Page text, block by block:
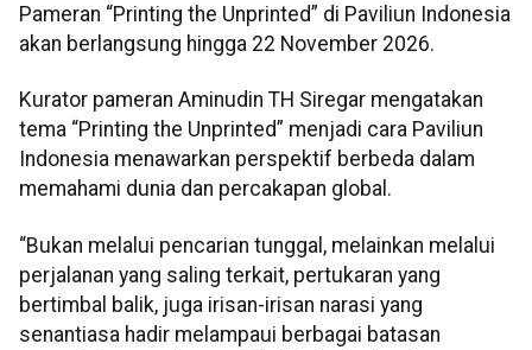
Pameran “Printing the Unprinted” di Paviliun Indonesia
akan berlangsung hingga 22 November 2026.
Kurator pameran Aminudin TH Siregar mengatakan
tema “Printing the Unprinted” menjadi cara Paviliun
Indonesia menawarkan perspektif berbeda dalam
memahami dunia dan percakapan global.
“Bukan melalui pencarian tunggal, melainkan melalui
perjalanan yang saling terkait, pertukaran yang
bertimbal balik, juga irisan-irisan narasi yang
senantiasa hadir melampaui berbagai batasan